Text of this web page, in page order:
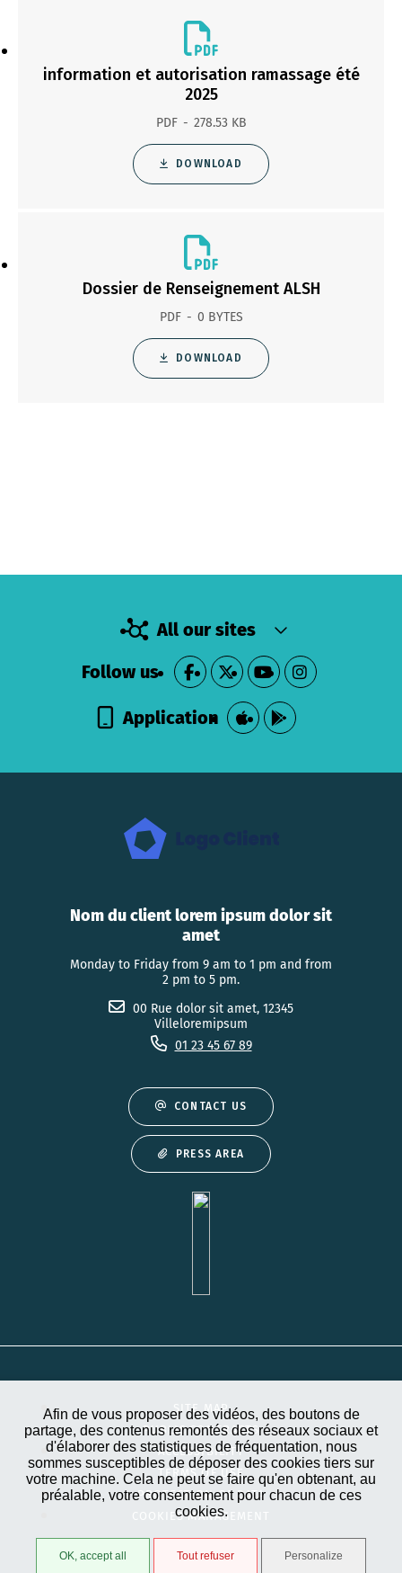
Afin de vous proposer des vidéos, des boutons de
partage, des contenus remontés des réseaux sociaux et
d'élaborer des statistiques de fréquentation, nous
sommes susceptibles de déposer des cookies tiers sur
votre machine. Cela ne peut se faire qu'en obtenant, au
préalable, votre consentement pour chacun de ces
cookies.
OK, accept all Tout refuser Personalize
information et autorisation ramassage été
2025
PDF 278.53 KB
DOWNLOAD
Dossier de Renseignement ALSH
PDF 0 BYTES
DOWNLOAD
All our sites
Follow us
Application
Nom du client lorem ipsum dolor sit
amet
Monday to Friday from 9 am to 1 pm and from
2 pm to 5 pm.
00 Rue dolor sit amet, 12345
Villeloremipsum
01 23 45 67 89
CONTACT US
PRESS AREA
SITE MAP
PUBLIC CONTRACTS
ACCESSIBILITY
TERMS OF USE
PROTECTION OF DATA
COOKIES MANAGEMENT
STRATIS